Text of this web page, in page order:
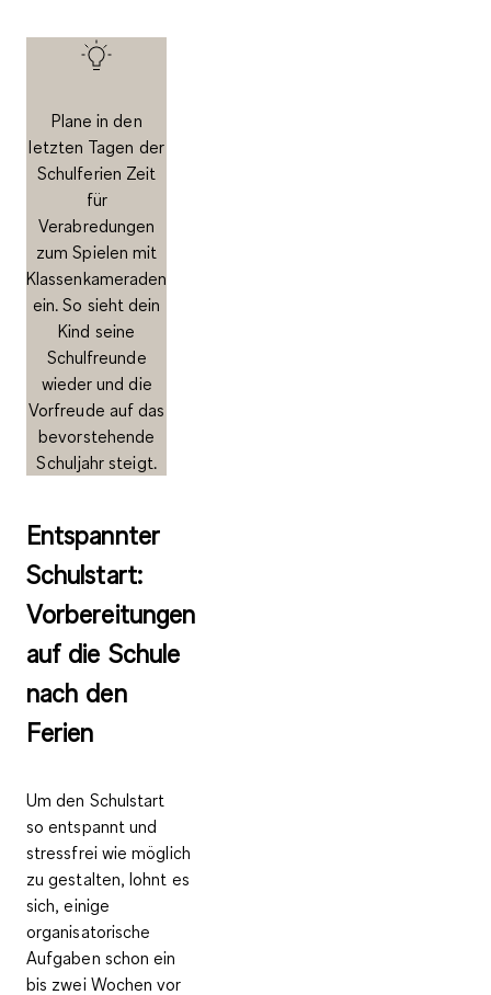
Plane in den
letzten Tagen der
Schulferien Zeit
für
Verabredungen
zum Spielen mit
Klassenkameraden
ein. So sieht dein
Kind seine
Schulfreunde
wieder und die
Vorfreude auf das
bevorstehende
Schuljahr steigt.
Entspannter
Schulstart:
Vorbereitungen
auf die Schule
nach den
Ferien
Um den Schulstart
soentspannt und
stressfreiwie möglich
zu gestalten, lohnt es
sich, einige
organisatorische
Aufgaben schonein
bis zwei Wochen vor